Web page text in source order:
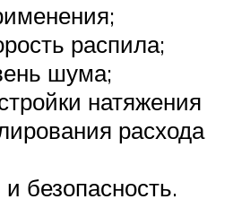
распила;
шума;
натяжения
расхода
безопасность.